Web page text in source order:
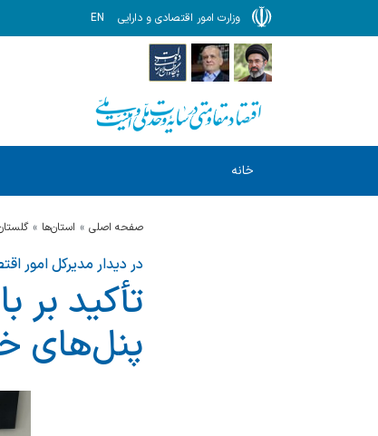
وزارت امور اقتصادی و دارایی EN
خانه
صفحه اصلی استان‌ها
در دیدار مدیرکل امور
تأکید بر
پنل‌های